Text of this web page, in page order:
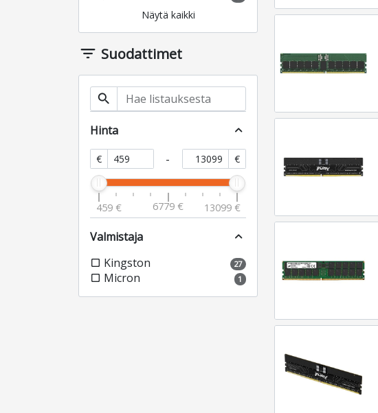
Näytä kaikki
filter_list Suodattimet
search
Hinta expand_less
€ - €
459 € 6779 € 13099 €
Valmistaja expand_less
check_box_outline_blank Kingston 27
check_box_outline_blank Micron 1